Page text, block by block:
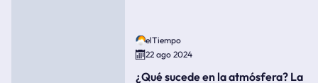
elTiempo
22 ago 2024
¿Qué sucede en la atmósfera? La